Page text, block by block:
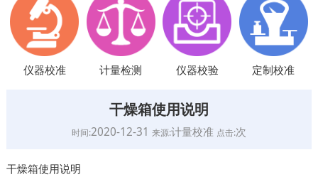
仪器校准 计量检测 仪器校验 定制校准
干燥箱使用说明
时间:2020-12-31 来源:计量校准 点击:次
干燥箱使用说明